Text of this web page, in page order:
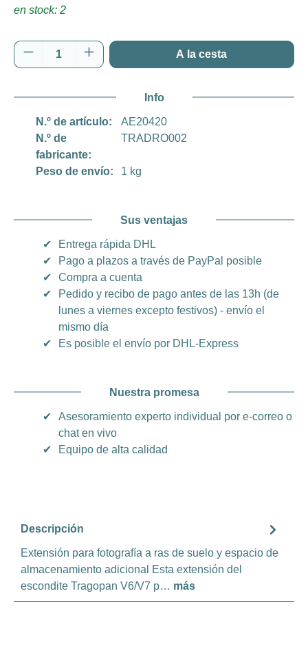
en stock: 2
Cantidad del producto: introduce la
A la cesta
Info
N.º de artículo:
AE20420
N.º de
fabricante:
TRADRO002
Peso de envío: 1 kg
Sus ventajas
✔
Entrega rápida DHL
✔
Pago a plazos a través de PayPal posible
✔
Compra a cuenta
✔
Pedido y recibo de pago antes de las 13h (de
lunes a viernes excepto festivos) - envío el
mismo día
✔
Es posible el envío por DHL-Express
Nuestra promesa
✔
Asesoramiento experto individual por e-correo o
chat en vivo
✔
Equipo de alta calidad
Descripción
Extensión para fotografía a ras de suelo y espacio de
almacenamiento adicional Esta extensión del
escondite Tragopan V6/V7 p… más